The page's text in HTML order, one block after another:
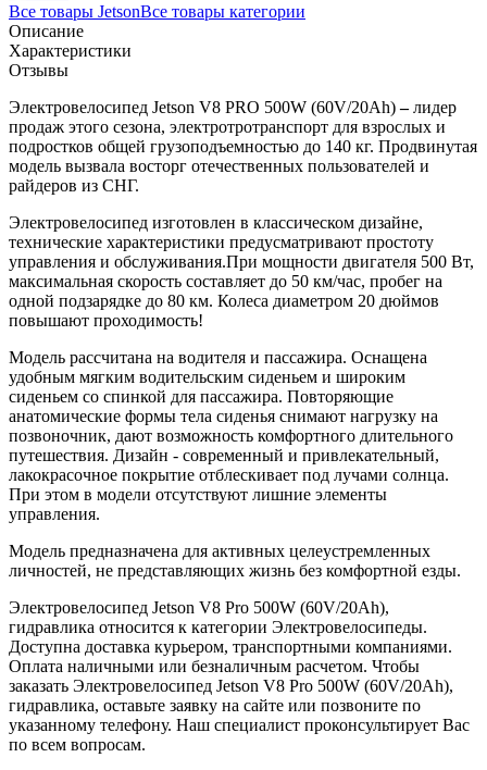
Все товары JetsonВсе товары категории
Описание
Характеристики
Отзывы
Электровелосипед Jetson V8 PRO 500W (60V/20Ah)–лидер
продаж этого сезона, электротротранспорт для взрослых и
подростков общей грузоподъемностью до 140 кг. Продвинутая
модель вызвала восторг отечественных пользователей и
райдеров из СНГ.
Электровелосипед изготовлен в классическом дизайне,
технические характеристики предусматривают простоту
управления и обслуживания.При мощности двигателя 500 Вт,
максимальная скорость составляет до 50 км/час, пробег на
одной подзарядке до 80 км. Колеса диаметром 20 дюймов
повышают проходимость!
Модель рассчитана на водителя и пассажира. Оснащена
удобным мягким водительским сиденьем и широким
сиденьем со спинкой для пассажира. Повторяющие
анатомические формы тела сиденья снимают нагрузку на
позвоночник, дают возможность комфортного длительного
путешествия. Дизайн - современный и привлекательный,
лакокрасочное покрытие отблескивает под лучами солнца.
При этом в модели отсутствуют лишние элементы
управления.
Модель предназначена для активных целеустремленных
личностей, не представляющих жизнь без комфортной езды.
Электровелосипед Jetson V8 Pro 500W (60V/20Ah),
гидравлика относится к категории Электровелосипеды.
Доступна доставка курьером, транспортными компаниями.
Оплата наличными или безналичным расчетом. Чтобы
заказать Электровелосипед Jetson V8 Pro 500W (60V/20Ah),
гидравлика, оставьте заявку на сайте или позвоните по
указанному телефону. Наш специалист проконсультирует Вас
по всем вопросам.